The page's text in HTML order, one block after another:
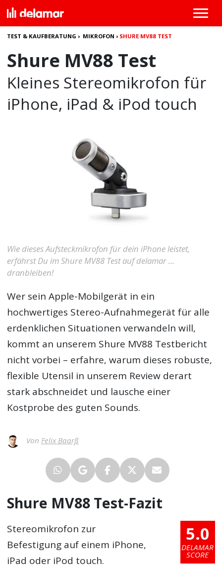
TEST & KAUFBERATUNG › MIKROFON › SHURE MV88 TEST
Shure MV88 Test
Kleines Stereomikrofon für
iPhone, iPad & iPod touch
Wie dieses Aufsteckmikrofon für dein iPhone leistet,
erfährst Du im Shure MV88 Test auf delamar ...
dranbleiben!
Wer sein Apple-Mobilgerät in ein
hochwertiges Stereo-Aufnahmegerät für alle
erdenklichen Situationen verwandeln will,
kommt an unserem Shure MV88 Testbericht
nicht vorbei – erfahre, warum dieses robuste,
flexible Utensil in unserem Review derart
stark abschneidet und lausche einer
Kostprobe des guten Sounds.
Von Felix Baarß
Shure MV88 Test-Fazit
5.0
DELAMAR
SCORE
Stereomikrofon zur
Befestigung auf einem iPhone,
iPad oder iPod touch.